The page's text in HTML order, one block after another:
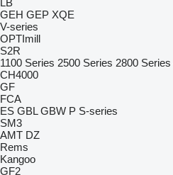
LB
GEH GEP XQE
V-series
OPTImill
S2R
1100 Series 2500 Series 2800 Series
CH4000
GF
FCA
ES GBL GBW P S-series
SM3
AMT DZ
Rems
Kangoo
GF2